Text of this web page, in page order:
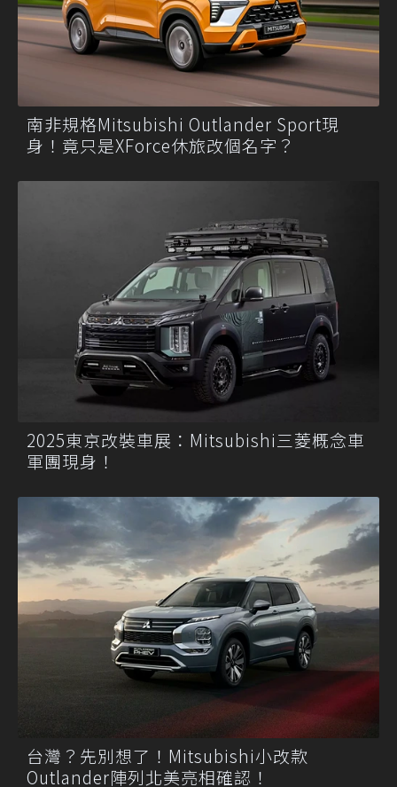
南非規格Mitsubishi Outlander Sport現
身！竟只是XForce休旅改個名字？
2025東京改裝車展：Mitsubishi三菱概念車
軍團現身！
台灣？先別想了！Mitsubishi小改款
Outlander陣列北美亮相確認！